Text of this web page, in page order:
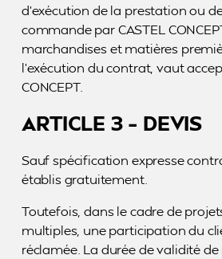
d’exécution de la prestation ou
commande par CASTEL
marchandises et matières
l’exécution du contrat, vaut
CONCEPT.
ARTICLE 3 – DEVIS
Sauf spécification expresse
établis gratuitement.
Toutefois, dans le cadre de
multiples, une participation du
réclamée. La durée de validité de